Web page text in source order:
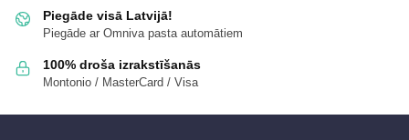
Piegāde visā Latvijā!
Piegāde ar Omniva pasta automātiem
100% droša izrakstīšanās
Montonio / MasterCard / Visa